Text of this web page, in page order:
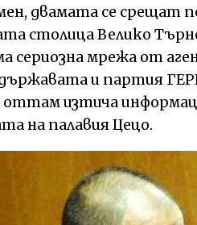
двамата се срещат
столица Велико
сериозна мрежа от
и партия
изтича
на палавия Цецо.